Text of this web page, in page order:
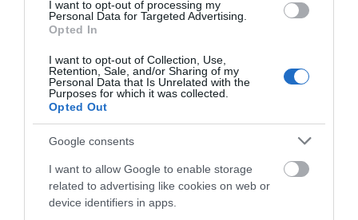
I want to opt-out of processing my
Personal Data for Targeted Advertising.
Opted In
I want to opt-out of Collection, Use,
Retention, Sale, and/or Sharing of my
Personal Data that Is Unrelated with the
Purposes for which it was collected.
Opted Out
Google consents
I want to allow Google to enable storage
related to advertising like cookies on web or
device identifiers in apps.
08.08.2026 | 11:20
Αθλητικό σωματείο της Εύβοιας
εξέδωσε ανακοίνωση για το
βουλευτή Σίμο Κεδίκογλου- Τι
αναφέρει
08.08.2026 | 11:00
Εύβοια: «Πλιάτσικο» σε έργο
ανάπλασης παραλίας – Η
καταγγελία που προκαλεί
αντιδράσεις
08.08.2026 | 10:20
Έξοδος Αυγούστου: Οι
Αθηναίοι «ψηφίζουν»
Εύβοια για τις
διακοπές τους!
Εικόνες σοκ σε
κοιμητήριο της
έκαναν